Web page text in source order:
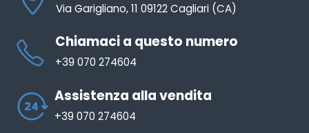
Via Garigliano, 11 09122 Cagliari (CA)
Chiamaci a questo numero
+39 070 274604
Assistenza alla vendita
+39 070 274604